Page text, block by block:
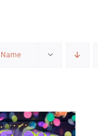
Name